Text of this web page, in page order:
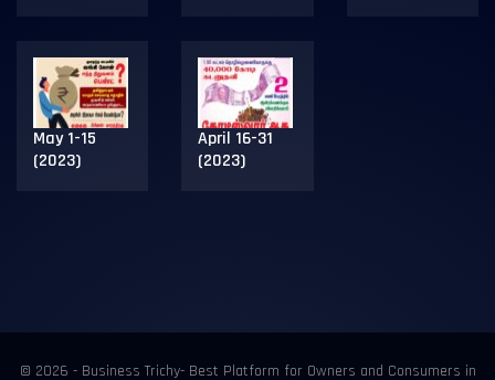
May 1-15
(2023)
April 16-31
(2023)
© 2026 - Business Trichy- Best Platform for Owners and Consumers in